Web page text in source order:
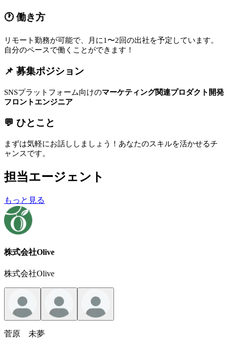
🕐 働き方
リモート勤務が可能で、月に1〜2回の出社を予定しています。
自分のペースで働くことができます！
📌 募集ポジション
SNSプラットフォーム向けのマーケティング関連プロダクト開発
フロントエンジニア
💬 ひとこと
まずは気軽にお話ししましょう！あなたのスキルを活かせるチ
ャンスです。
担当エージェント
もっと見る
株式会社Olive
株式会社Olive
菅原 未夢